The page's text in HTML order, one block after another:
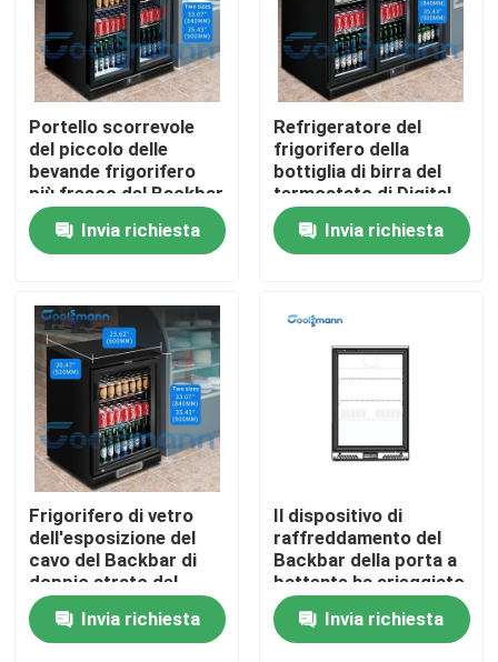
Casa
Prodotti
Video
Circa noi
Giro della fabbrica
Controllo di qualità
Contattici
Richieda una citazione
Portello scorrevole
del piccolo delle
bevande frigorifero
più fresco del Backbar
con l'evaporatore del
legame del rotolo
Invia richiesta
Refrigeratore del
frigorifero della
bottiglia di birra del
termostato di Digital,
piccolo Governo del
frigorifero della birra
della porta di vetro
Invia richiesta
Frigorifero di vetro
dell'esposizione del
cavo del Backbar di
doppio strato del
condensatore più
fresco della
metropolitana
Invia richiesta
Il dispositivo di
raffreddamento del
Backbar della porta a
battente ha arieggiato
il frigorifero
dell'esposizione del
sistema di
Invia richiesta